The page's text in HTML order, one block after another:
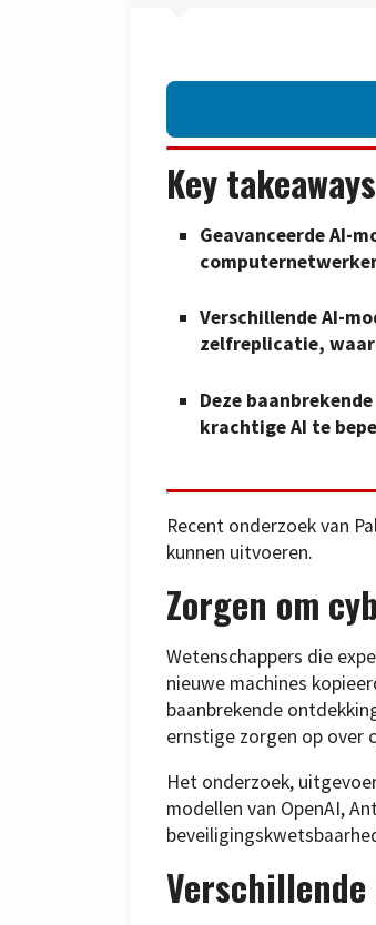
Key takeaways
Geavanceerde AI-
Verschillende AI-
zelfreplicatie,
Deze
krachtige AI te
Recent onderzoek van
kunnen uitvoeren.
Zorgen om
Wetenschappers die
nieuwe machines
baanbrekende
ernstige zorgen op over
Het onderzoek,
modellen van OpenAI,